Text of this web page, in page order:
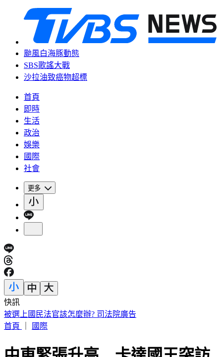
颱風白海豚動態
SBS歌謠大戰
沙拉油致癌物超標
首頁
即時
生活
政治
娛樂
國際
社會
更多
快訊
割頸案受害少年姓名解禁 楊父嘆「兒子終於能光明正大存
在」